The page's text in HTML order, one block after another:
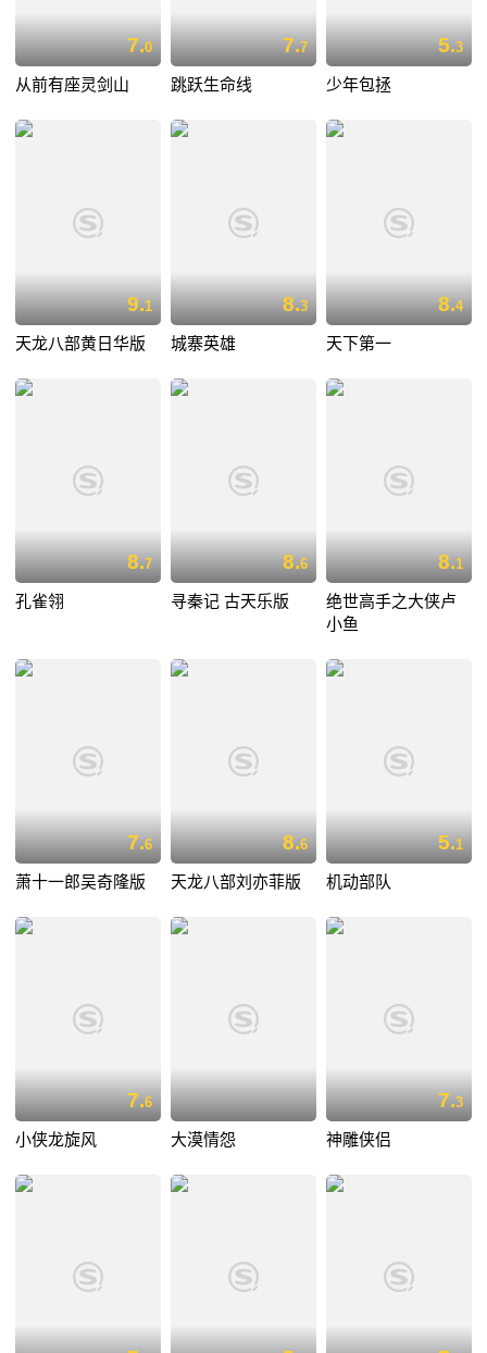
7.0
从前有座灵剑山
7.7
跳跃生命线
5.3
少年包拯
9.1
天龙八部黄日华版
8.3
城寨英雄
8.4
天下第一
8.7
孔雀翎
8.6
寻秦记 古天乐版
8.1
绝世高手之大侠卢
小鱼
7.6
萧十一郎吴奇隆版
8.6
天龙八部刘亦菲版
5.1
机动部队
7.6
小侠龙旋风 大漠情怨
7.3
神雕侠侣